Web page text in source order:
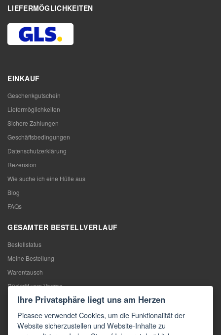
LIEFERMÖGLICHKEITEN
EINKAUF
Geschenkgutschein
Liefermöglichkeiten
Sichere Zahlungen
Geschäftsbedingungen
Datenschutzerklärung
Rezension
Wie suche ich eine Hülle aus
Blog
FAQs
GESAMTER BESTELLVERLAUF
Bestellstatus
Meine Bestellung
Warentausch
Rücktritt vom Vertrag
Reklamation
KONTAKTE
Ihre Privatsphäre liegt uns am Herzen
Picasee verwendet Cookies, um die Funktionalität der
Website sicherzustellen und Website-Inhalte zu